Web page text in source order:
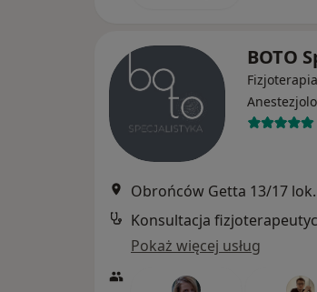
BOTO
Konsultacja
Pokaż więcej usług